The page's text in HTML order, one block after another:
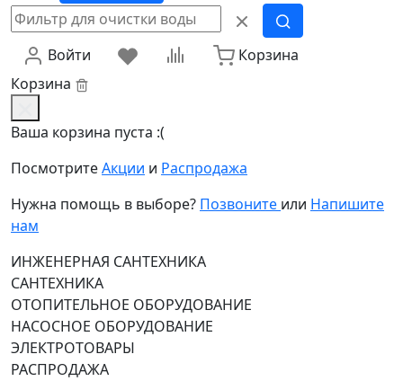
Войти
Корзина
Корзина
Ваша корзина пуста :(
ПосмотритеАкции и Распродажа
Нужна помощь в выборе? Позвоните или Напишите
нам
ИНЖЕНЕРНАЯ САНТЕХНИКА
САНТЕХНИКА
ОТОПИТЕЛЬНОЕ ОБОРУДОВАНИЕ
НАСОСНОЕ ОБОРУДОВАНИЕ
ЭЛЕКТРОТОВАРЫ
РАСПРОДАЖА